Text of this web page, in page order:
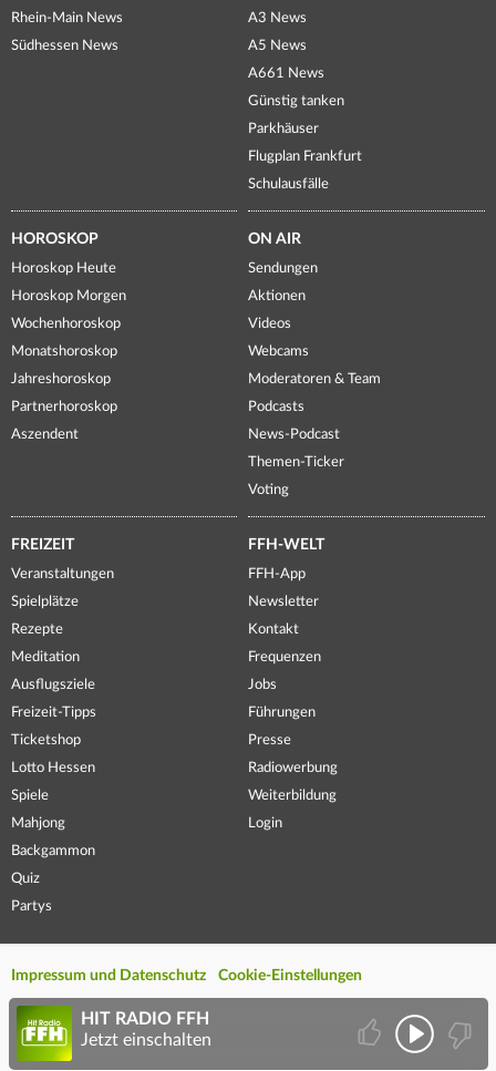
Rhein-Main News
Südhessen News
A3 News
A5 News
A661 News
Günstig tanken
Parkhäuser
Flugplan Frankfurt
Schulausfälle
HOROSKOP
Horoskop Heute
Horoskop Morgen
Wochenhoroskop
Monatshoroskop
Jahreshoroskop
Partnerhoroskop
Aszendent
ON AIR
Sendungen
Aktionen
Videos
Webcams
Moderatoren & Team
Podcasts
News-Podcast
Themen-Ticker
Voting
FREIZEIT
Veranstaltungen
Spielplätze
Rezepte
Meditation
Ausflugsziele
Freizeit-Tipps
Ticketshop
Lotto Hessen
Spiele
Mahjong
Backgammon
Quiz
Partys
FFH-WELT
FFH-App
Newsletter
Kontakt
Frequenzen
Jobs
Führungen
Presse
Radiowerbung
Weiterbildung
Login
Impressum und Datenschutz Cookie-Einstellungen
HIT RADIO FFH
Jetzt einschalten